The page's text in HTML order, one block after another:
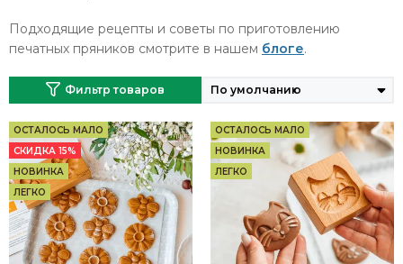
Подходящие рецепты и советы по приготовлению
печатных пряников смотрите в нашем блоге.
Фильтр товаров
ОСТАЛОСЬ МАЛО
СКИДКА 15%
НОВИНКА
ЛЕГКО
ОСТАЛОСЬ МАЛО
НОВИНКА
ЛЕГКО